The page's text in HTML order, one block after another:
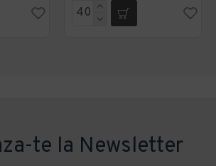
te la Newsletter